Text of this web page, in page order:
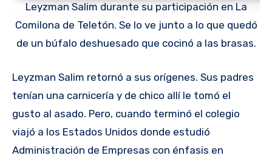
Leyzman Salim durante su participación en La
Comilona de Teletón. Se lo ve junto a lo que quedó
de un búfalo deshuesado que cocinó a las brasas.
Leyzman Salim retornó a sus orígenes. Sus padres
tenían una carnicería y de chico allí le tomó el
gusto al asado. Pero, cuando terminó el colegio
viajó a los Estados Unidos donde estudió
Administración de Empresas con énfasis en